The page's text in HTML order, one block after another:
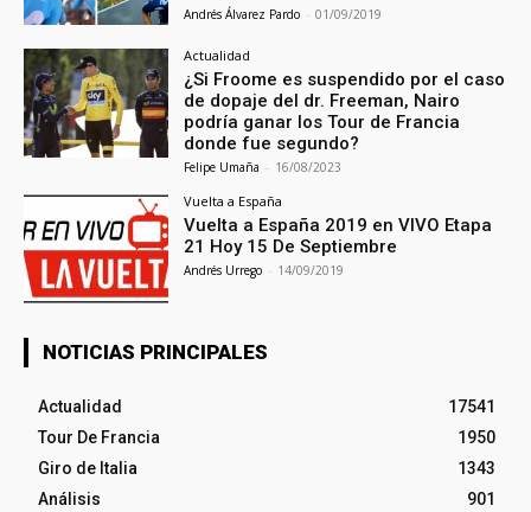
Andrés Álvarez Pardo - 01/09/2019
Actualidad
¿Si Froome es suspendido por el caso
de dopaje del dr. Freeman, Nairo
podría ganar los Tour de Francia
donde fue segundo?
Felipe Umaña - 16/08/2023
Vuelta a España
Vuelta a España 2019 en VIVO Etapa
21 Hoy 15 De Septiembre
Andrés Urrego - 14/09/2019
NOTICIAS PRINCIPALES
Actualidad
17541
Tour De Francia
1950
Giro de Italia
1343
Análisis
901